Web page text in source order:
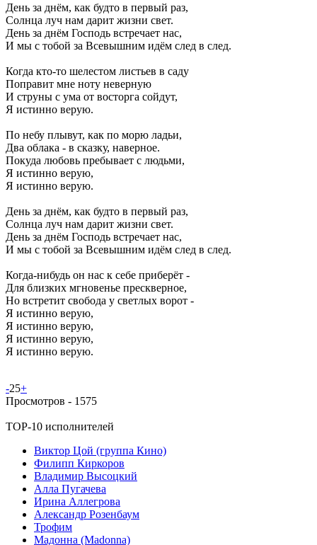
День за днём, как будто в первый раз,
Солнца луч нам дарит жизни свет.
День за днём Господь встречает нас,
И мы с тобой за Всевышним идём след в след.
Когда кто-то шелестом листьев в саду
Поправит мне ноту неверную
И струны с ума от восторга сойдут,
Я истинно верую.
По небу плывут, как по морю ладьи,
Два облака - в сказку, наверное.
Покуда любовь пребывает с людьми,
Я истинно верую,
Я истинно верую.
День за днём, как будто в первый раз,
Солнца луч нам дарит жизни свет.
День за днём Господь встречает нас,
И мы с тобой за Всевышним идём след в след.
Когда-нибудь он нас к себе приберёт -
Для близких мгновенье прескверное,
Но встретит свобода у светлых ворот -
Я истинно верую,
Я истинно верую,
Я истинно верую,
Я истинно верую.
-25+
Просмотров - 1575
TOP-10 исполнителей
Виктор Цой (группа Кино)
Филипп Киркоров
Владимир Высоцкий
Алла Пугачева
Ирина Аллегрова
Александр Розенбаум
Трофим
Мадонна (Madonna)